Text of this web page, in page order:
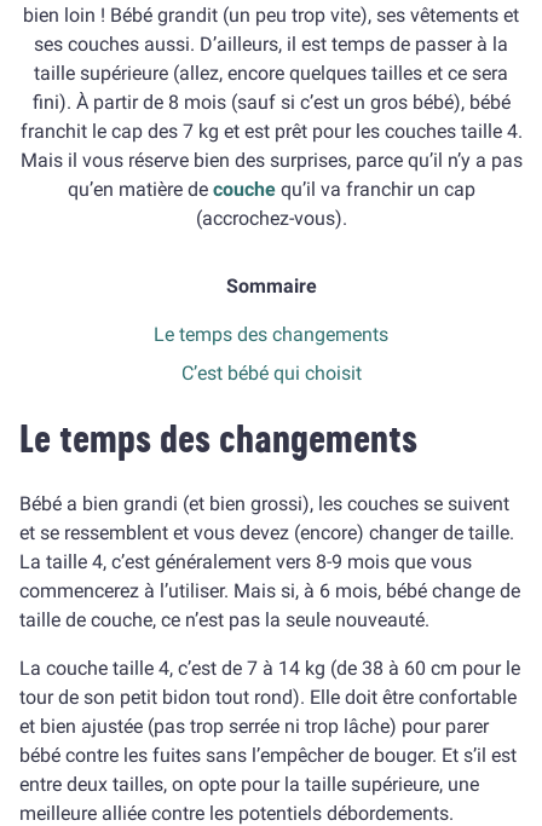
bien loin ! Bébé grandit (un peu trop vite), ses vêtements et
ses couches aussi. D’ailleurs, il est temps de passer à la
taille supérieure (allez, encore quelques tailles et ce sera
fini). À partir de 8 mois (sauf si c’est un gros bébé), bébé
franchit le cap des 7 kg et est prêt pour les couches taille 4.
Mais il vous réserve bien des surprises, parce qu’il n’y a pas
qu’en matière de couchequ’il va franchir un cap
(accrochez-vous).
Sommaire
Le temps des changements
C’est bébé qui choisit
Le temps des changements
Bébé a bien grandi (et bien grossi), les couches se suivent
et se ressemblent et vous devez (encore) changer de taille.
La taille 4, c’est généralement vers 8-9 mois que vous
commencerez à l’utiliser. Mais si, à 6 mois, bébé change de
taille de couche, ce n’est pas la seule nouveauté.
La couche taille 4, c’est de 7 à 14 kg (de 38 à 60 cm pour le
tour de son petit bidon tout rond). Elle doit être confortable
et bien ajustée (pas trop serrée ni trop lâche) pour parer
bébé contre les fuites sans l’empêcher de bouger. Et s’il est
entre deux tailles, on opte pour la taille supérieure, une
meilleure alliée contre les potentiels débordements.